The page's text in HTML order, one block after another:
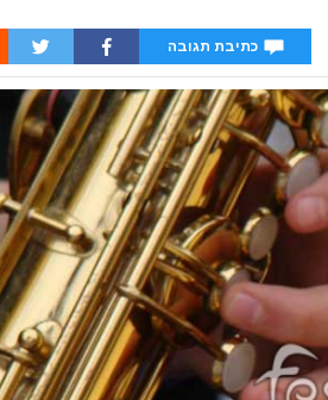
כתיבת תגובה